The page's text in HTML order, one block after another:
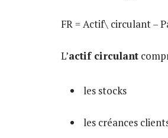
FR = Actif\ circulant –
L’actif circulant
les stocks
les créances